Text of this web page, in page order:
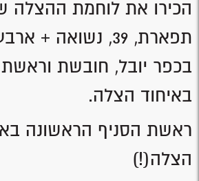
הכירו את לוחמת ההצלה
תפארת, 39, נשואה
בכפר יובל, חובשת
באיחוד הצלה.
ראשת הסניף הראשונה
הצלה(!)